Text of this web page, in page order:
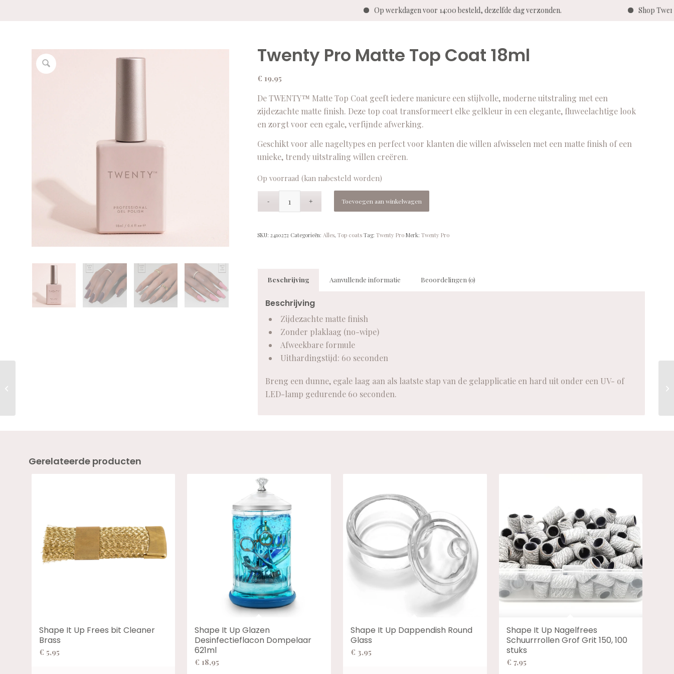
Op werkdagen voor 14:00 besteld, dezelfde dag verzonden. Shop
Twenty Pro Matte Top Coat 18ml
€ 19,95
De TWENTY™ Matte Top Coat geeft iedere manicure een stijlvolle, moderne uitstraling met een
zijdezachte matte finish. Deze top coat transformeert elke gelkleur in een elegante, fluweelachtige look
en zorgt voor een egale, verfijnde afwerking.
Geschikt voor alle nageltypes en perfect voor klanten die willen afwisselen met een matte finish of een
unieke, trendy uitstraling willen creëren.
Op voorraad (kan nabesteld worden)
Toevoegen aan winkelwagen
SKU: 2410272 Categorieën: Alles, Top coats Tag: Twenty Pro Merk: Twenty Pro
Beschrijving Aanvullende informatie Beoordelingen (0)
Beschrijving
Zijdezachte matte finish
Zonder plaklaag (no-wipe)
Afweekbare formule
Uithardingstijd: 60 seconden
Breng een dunne, egale laag aan als laatste stap van de gelapplicatie en hard uit onder een UV- of
LED-lamp gedurende 60 seconden.
Gerelateerde producten
Shape It Up Frees bit Cleaner
Brass
€ 5,95
Shape It Up Glazen
Desinfectieflacon Dompelaar
621ml
€ 18,95
Shape It Up Dappendish Round
Glass
€ 3,95
Shape It Up Nagelfrees
Schuurrrollen Grof Grit 150, 100
stuks
€ 7,95